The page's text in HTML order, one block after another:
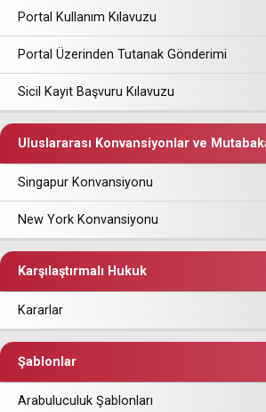
Portal Kullanım Kılavuzu
Portal Üzerinden Tutanak Gönderimi
Sicil Kayıt Başvuru Kılavuzu
Uluslararası Konvansiyonlar ve
Singapur Konvansiyonu
New York Konvansiyonu
Karşılaştırmalı Hukuk
Kararlar
Şablonlar
Arabuluculuk Şablonları